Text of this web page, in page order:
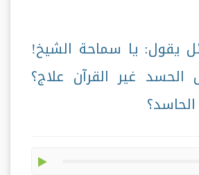
يقول: يا سماحة الشيخ!
غير القرآن علاج؟